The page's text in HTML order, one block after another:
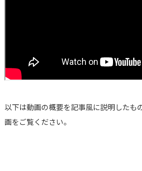
以下は動画の概要を記事風に説明したも
画をご覧ください。